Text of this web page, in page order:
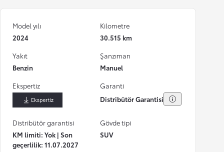
Model yılı
2024
Kilometre
30.515 km
Yakıt
Benzin
Şanzıman
Manuel
Ekspertiz
İndir
Garanti
Distribütör Garantisi
Distribütör garantisi
KM limiti: Yok | Son
geçerlilik: 11.07.2027
Gövde tipi
SUV